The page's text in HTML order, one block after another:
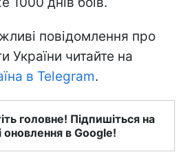
повідомлення про
України читайте на
в Telegram.
головне! Підпишіться на
оновлення в Google!